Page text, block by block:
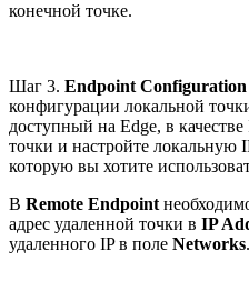
конечной точке.
Шаг 3. Endpoint Configuration
конфигурации локальной
доступный на Edge, в
точки и настройте локальную
которую вы хотите
В Remote Endpoint
адрес удаленной точки в IP
удаленного IP в поле Networks.